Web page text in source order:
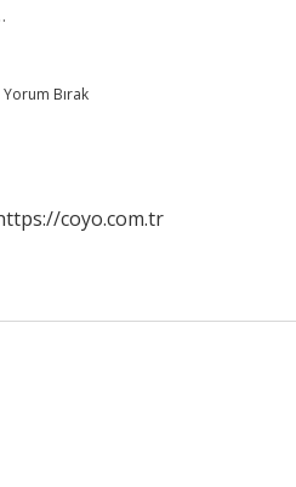
Yorum Bırak
coyo.com.tr